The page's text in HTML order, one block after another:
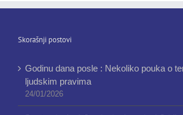
Skorašnji postovi
Godinu dana posle : Nekoliko pouka o
ljudskim pravima
24/01/2026